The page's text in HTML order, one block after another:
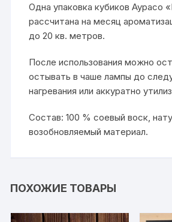
Одна упаковка кубиков Аурасо
рассчитана на месяц
до 20 кв. метров.
После использования можно
остывать в чаше лампы до
нагревания или аккуратно
Состав: 100 % соевый воск,
возобновляемый материал.
ПОХОЖИЕ ТОВАРЫ